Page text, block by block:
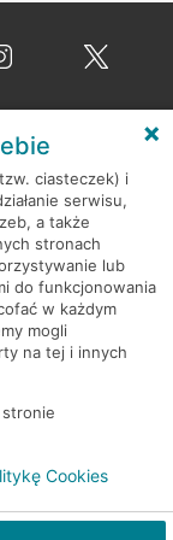
tożsamym
kartą.
ciasteczek) i
serwisu,
a także
stronach
lub
do funkcjonowania
w każdym
mogli
na tej i innych
Cookies